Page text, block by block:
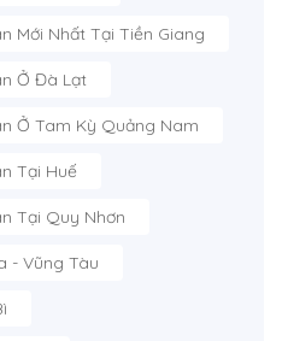
Mới Nhất Tại Tiền Giang
Ở Đà Lạt
Ở Tam Kỳ Quảng Nam
Tại Huế
Tại Quy Nhơn
- Vũng Tàu